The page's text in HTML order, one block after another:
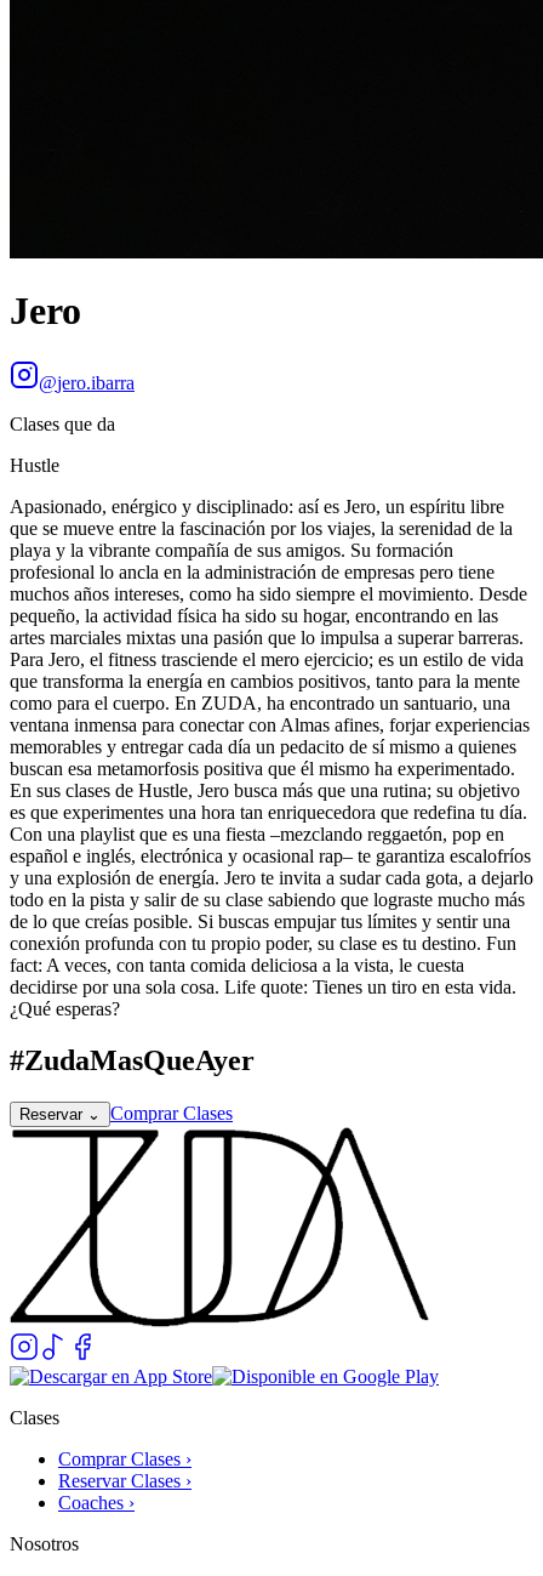
Jero
@jero.ibarra
Clases que da
Hustle
Apasionado, enérgico y disciplinado: así es Jero, un espíritu libre
que se mueve entre la fascinación por los viajes, la serenidad de la
playa y la vibrante compañía de sus amigos. Su formación
profesional lo ancla en la administración de empresas pero tiene
muchos años intereses, como ha sido siempre el movimiento. Desde
pequeño, la actividad física ha sido su hogar, encontrando en las
artes marciales mixtas una pasión que lo impulsa a superar barreras.
Para Jero, el fitness trasciende el mero ejercicio; es un estilo de vida
que transforma la energía en cambios positivos, tanto para la mente
como para el cuerpo. En ZUDA, ha encontrado un santuario, una
ventana inmensa para conectar con Almas afines, forjar experiencias
memorables y entregar cada día un pedacito de sí mismo a quienes
buscan esa metamorfosis positiva que él mismo ha experimentado.
En sus clases de Hustle, Jero busca más que una rutina; su objetivo
es que experimentes una hora tan enriquecedora que redefina tu día.
Con una playlist que es una fiesta –mezclando reggaetón, pop en
español e inglés, electrónica y ocasional rap– te garantiza escalofríos
y una explosión de energía. Jero te invita a sudar cada gota, a dejarlo
todo en la pista y salir de su clase sabiendo que lograste mucho más
de lo que creías posible. Si buscas empujar tus límites y sentir una
conexión profunda con tu propio poder, su clase es tu destino. Fun
fact: A veces, con tanta comida deliciosa a la vista, le cuesta
decidirse por una sola cosa. Life quote: Tienes un tiro en esta vida.
¿Qué esperas?
#ZudaMasQueAyer
Reservar ⌄ Comprar Clases
Clases
Comprar Clases ›
Reservar Clases ›
Coaches ›
Nosotros